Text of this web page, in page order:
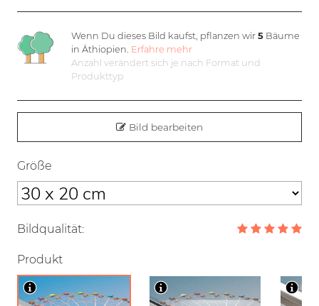
Wenn Du dieses Bild kaufst, pflanzen wir5 Bäume
in Äthiopien. Erfahre mehr
Anzahl verändert sich je nach Format und
Produkttyp
Bild bearbeiten
Größe
Bildqualität:
Produkt